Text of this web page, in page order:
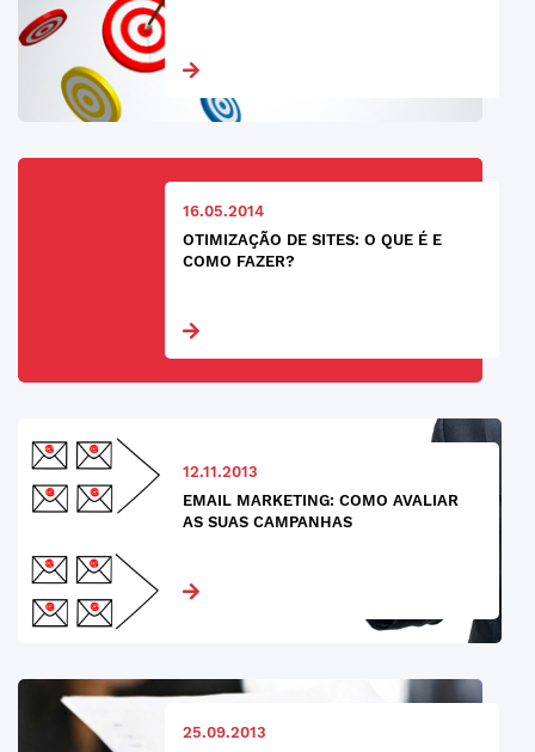
16.05.2014
OTIMIZAÇÃO DE SITES: O QUE É E
COMO FAZER?
12.11.2013
EMAIL MARKETING: COMO AVALIAR
AS SUAS CAMPANHAS
25.09.2013